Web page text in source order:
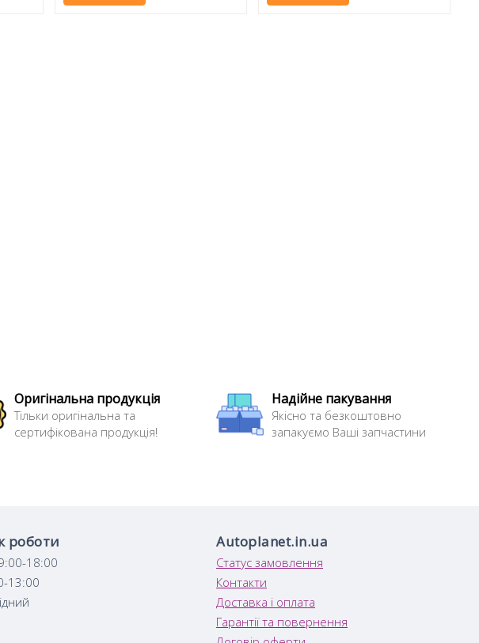
Оригінальна продукція
Тільки оригінальна та
сертифікована продукція!
Надійне пакування
Якісно та безкоштовно
запакуємо Ваші запчастини
роботи
18:00
13:00
Autoplanet.in.ua
Статус замовлення
Контакти
Доставка і оплата
Гарантії та повернення